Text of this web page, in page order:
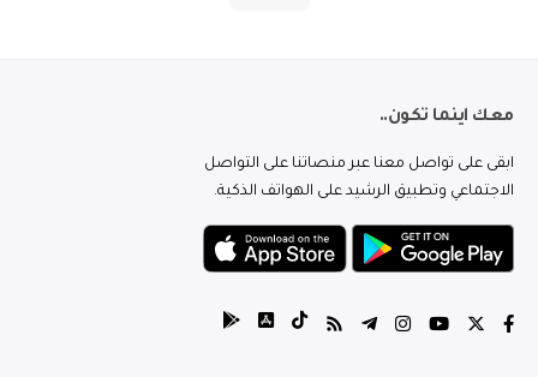
معك اينما تكون..
ابقى على تواصل معنا عبر منصاتنا على التواصل
الاجتماعي وتطبيق الرشيد على الهواتف الذكية.